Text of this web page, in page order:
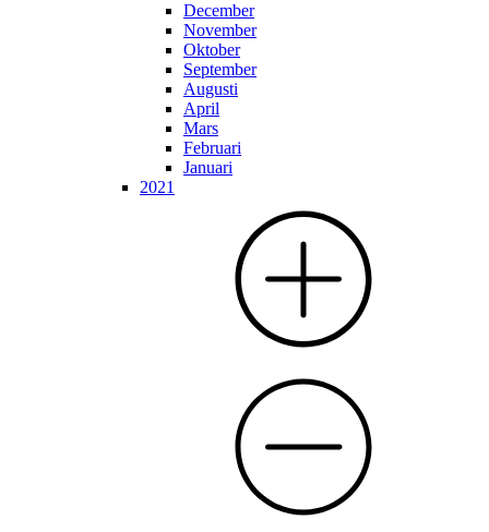
December
November
Oktober
September
Augusti
April
Mars
Februari
Januari
2021